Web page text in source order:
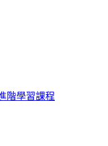
階學習課程